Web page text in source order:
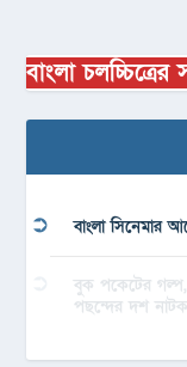
বাংলা চলচ্চিত্রের
বাংলা সিনেমার
বুক পকেটের
পছন্দের দশ নাটক